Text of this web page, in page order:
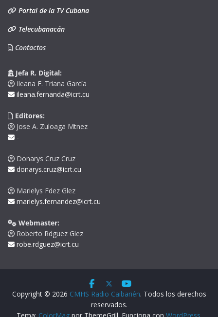
Portal de la TV Cubana
Telecubanacán
Contactos
Jefa R. Digital:
Ileana F. Triana García
ileana.fernanda@icrt.cu
Editores:
Jose A. Zuloaga Mtnez
-
Donarys Cruz Cruz
donarys.cruz@icrt.cu
Marielys Fdez Glez
marielys.fernandez@icrt.cu
Webmaster:
Roberto Rdguez Glez
robe.rdguez@icrt.cu
Copyright © 2026 CMHS Radio Caibarién. Todos los derechos
reservados.